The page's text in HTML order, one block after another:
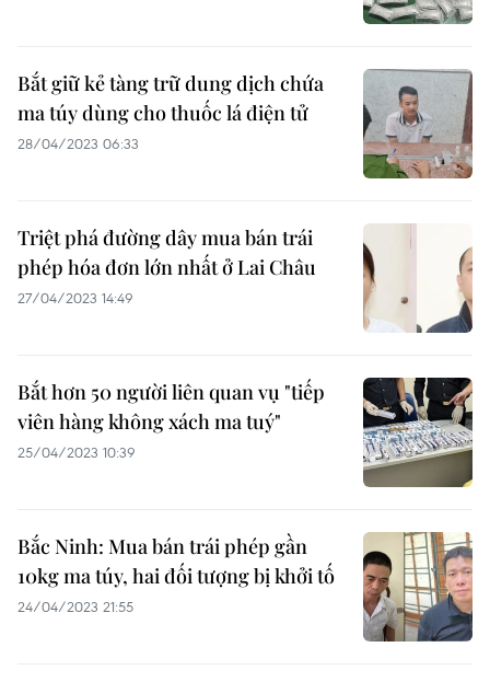
Bắt giữ kẻ tàng trữ dung dịch chứa
ma túy dùng cho thuốc lá điện tử
28/04/2023 06:33
Triệt phá đường dây mua bán trái
phép hóa đơn lớn nhất ở Lai Châu
27/04/2023 14:49
Bắt hơn 50 người liên quan vụ "tiếp
viên hàng không xách ma tuý"
25/04/2023 10:39
Bắc Ninh: Mua bán trái phép gần
10kg ma túy, hai đối tượng bị khởi tố
24/04/2023 21:55